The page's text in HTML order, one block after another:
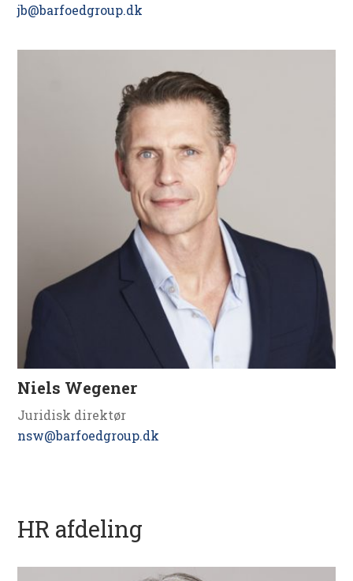
jb@barfoedgroup.dk
Niels Wegener
Juridisk direktør
nsw@barfoedgroup.dk
HR afdeling